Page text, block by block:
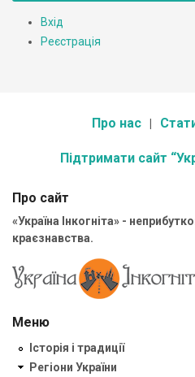
Вхід
Реєстрація
Про нас
Підтримати сайт
Про сайт
«Україна Інкогніта» -
краєзнавства.
Меню
Історія і традиції
Регіони України